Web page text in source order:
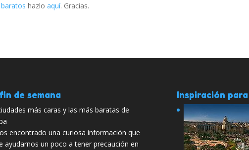
hazloaquí. Gracias.
de semana
más caras y las más baratas de
encontrado una curiosa información que
ayudarnos un poco a tener precaución en
Inspiración